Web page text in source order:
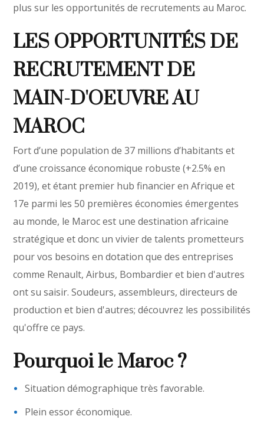
plus sur les opportunités de recrutements au Maroc.
LES OPPORTUNITÉS DE
RECRUTEMENT DE
MAIN-D'OEUVRE AU
MAROC
Fort d’une population de 37 millions d’habitants et
d’une croissance économique robuste (+2.5% en
2019), et étant premier hub financier en Afrique et
17e parmi les 50 premières économies émergentes
au monde, le Maroc est une destination africaine
stratégique et donc un vivier de talents prometteurs
pour vos besoins en dotation que des entreprises
comme Renault, Airbus, Bombardier et bien d'autres
ont su saisir. Soudeurs, assembleurs, directeurs de
production et bien d'autres; découvrez les possibilités
qu'offre ce pays.
Pourquoi le Maroc ?
Situation démographique très favorable.
Plein essor économique.